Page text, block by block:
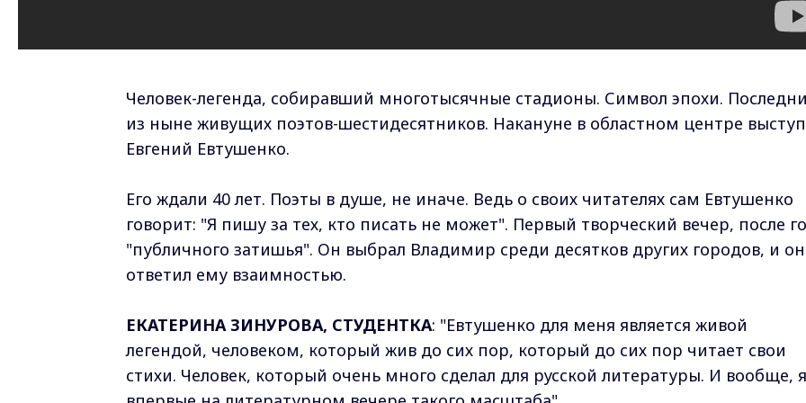
Человек-легенда, собиравший многотысячные стадионы. Символ эпохи.
из ныне живущих поэтов-шестидесятников. Накануне в областном центре
Евгений Евтушенко.
Его ждали 40 лет. Поэты в душе, не иначе. Ведь о своих читателях сам Евтушенко
говорит: "Я пишу за тех, кто писать не может". Первый творческий вечер, после
"публичного затишья". Он выбрал Владимир среди десятков других городов, и он
ответил ему взаимностью.
ЕКАТЕРИНА ЗИНУРОВА, СТУДЕНТКА: "Евтушенко для меня является живой
легендой, человеком, который жив до сих пор, который до сих пор читает свои
стихи. Человек, который очень много сделал для русской литературы. И вообще, я